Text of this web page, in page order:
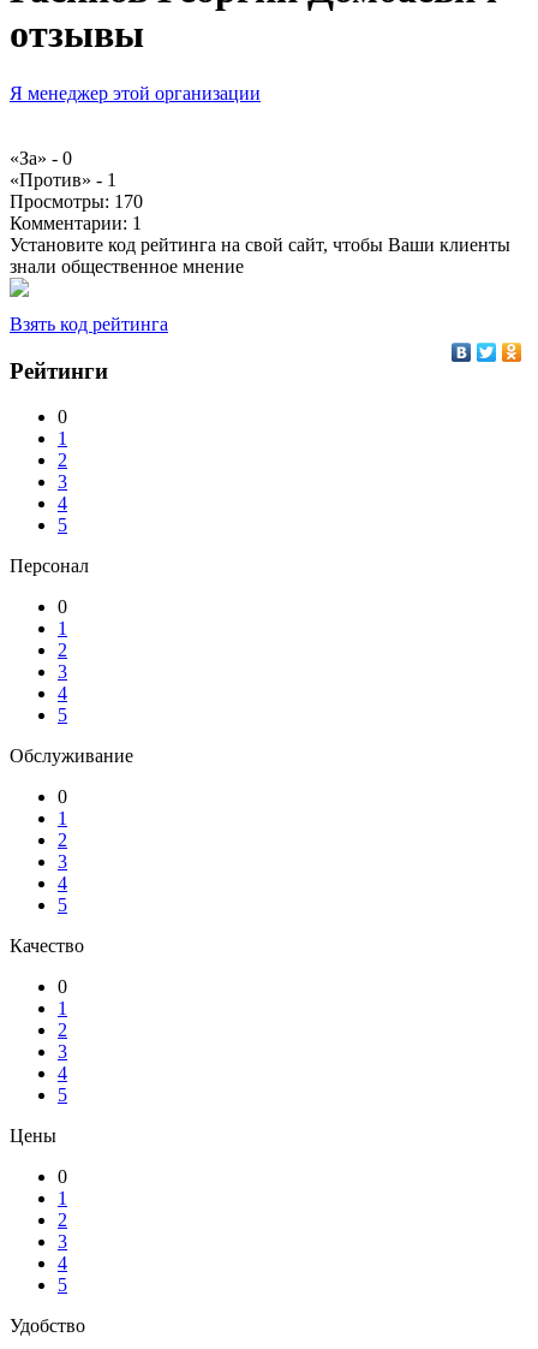
отзывы
Я менеджер этой организации
«За» - 0
«Против» - 1
Просмотры: 170
Комментарии: 1
Установите код рейтинга на свой сайт, чтобы Ваши клиенты
знали общественное мнение
Взять код рейтинга
Рейтинги
0
1
2
3
4
5
Персонал
0
1
2
3
4
5
Обслуживание
0
1
2
3
4
5
Качество
0
1
2
3
4
5
Цены
0
1
2
3
4
5
Удобство